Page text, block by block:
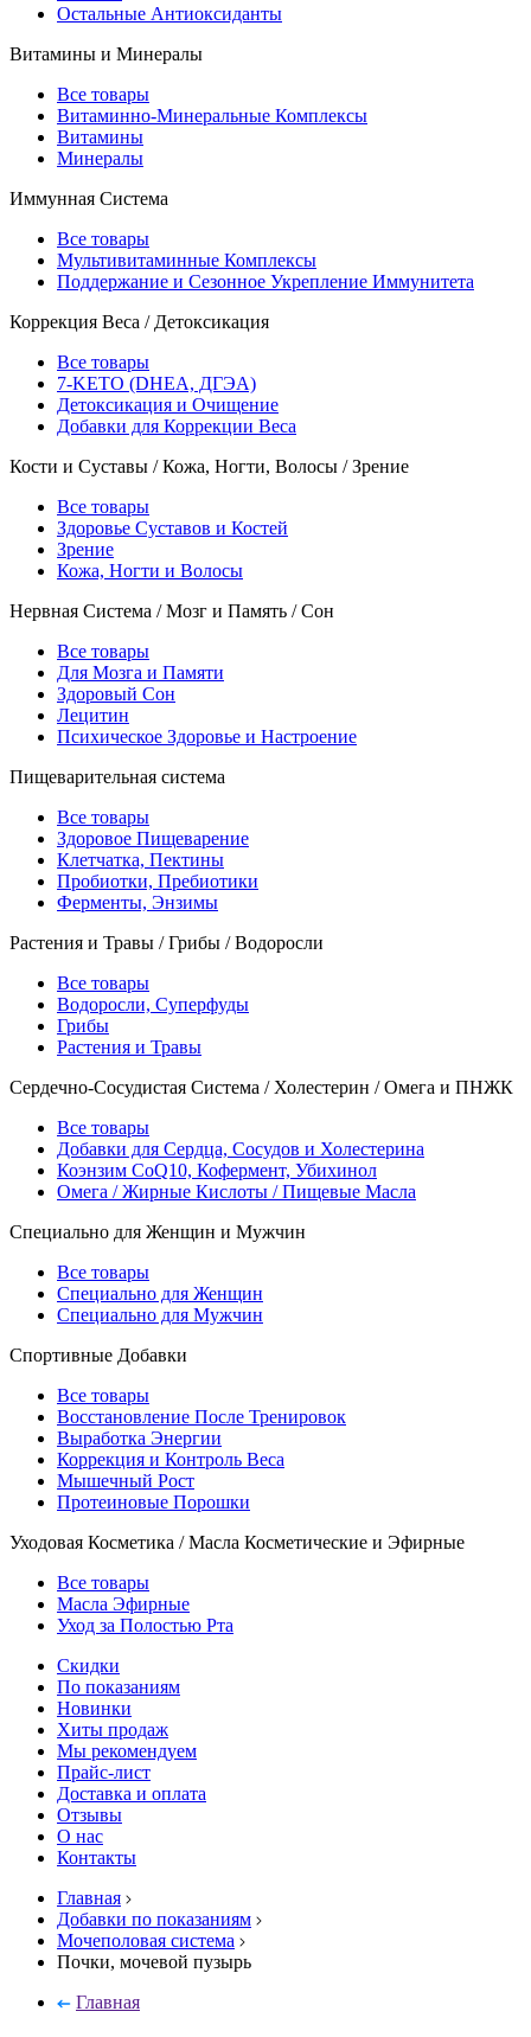
Остальные Антиоксиданты
Витамины и Минералы
Все товары
Витаминно-Минеральные Комплексы
Витамины
Минералы
Иммунная Система
Все товары
Мультивитаминные Комплексы
Поддержание и Сезонное Укрепление Иммунитета
Коррекция Веса / Детоксикация
Все товары
7-KETO (DHEA, ДГЭА)
Детоксикация и Очищение
Добавки для Коррекции Веса
Кости и Суставы / Кожа, Ногти, Волосы / Зрение
Все товары
Здоровье Суставов и Костей
Зрение
Кожа, Ногти и Волосы
Нервная Система / Мозг и Память / Сон
Все товары
Для Мозга и Памяти
Здоровый Сон
Лецитин
Психическое Здоровье и Настроение
Пищеварительная система
Все товары
Здоровое Пищеварение
Клетчатка, Пектины
Пробиотки, Пребиотики
Ферменты, Энзимы
Растения и Травы / Грибы / Водоросли
Все товары
Водоросли, Суперфуды
Грибы
Растения и Травы
Сердечно-Сосудистая Система / Холестерин / Омега и ПНЖК
Все товары
Добавки для Сердца, Сосудов и Холестерина
Коэнзим CoQ10, Кофермент, Убихинол
Омега / Жирные Кислоты / Пищевые Масла
Специально для Женщин и Мужчин
Все товары
Специально для Женщин
Специально для Мужчин
Спортивные Добавки
Все товары
Восстановление После Тренировок
Выработка Энергии
Коррекция и Контроль Веса
Мышечный Рост
Протеиновые Порошки
Уходовая Косметика / Масла Косметические и Эфирные
Все товары
Масла Эфирные
Уход за Полостью Рта
Скидки
По показаниям
Новинки
Хиты продаж
Мы рекомендуем
Прайс-лист
Доставка и оплата
Отзывы
О нас
Контакты
Главная
Добавки по показаниям
Мочеполовая система
Почки, мочевой пузырь
Главная